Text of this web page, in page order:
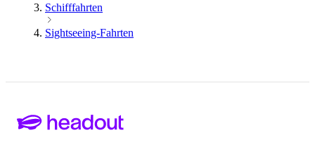
Schifffahrten
Sightseeing-Fahrten